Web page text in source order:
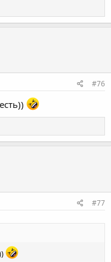
#76
#77